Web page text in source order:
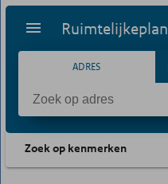
ADRES
Zoek op kenmerken